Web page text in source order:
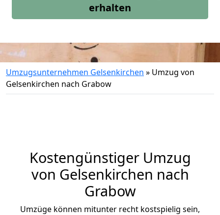
erhalten
Umzugsunternehmen Gelsenkirchen » Umzug von
Gelsenkirchen nach Grabow
Kostengünstiger Umzug
von Gelsenkirchen nach
Grabow
Umzüge können mitunter recht kostspielig sein,